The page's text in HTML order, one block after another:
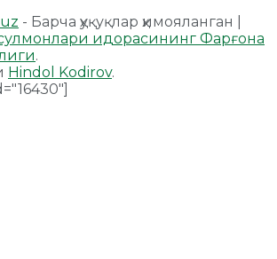
- Барча ҳуқуқлар ҳимояланган |
идорасининг Фарғона
.
Hindol Kodirov.